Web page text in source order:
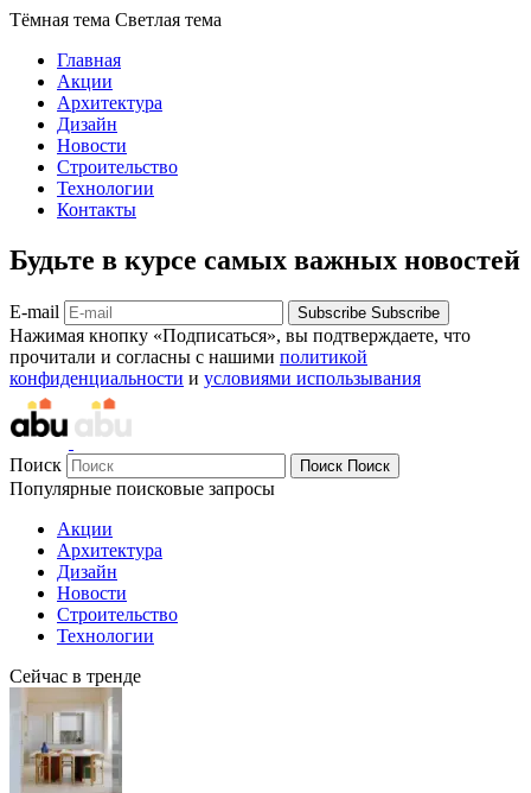
Тёмная тема Светлая тема
Главная
Акции
Архитектура
Дизайн
Новости
Строительство
Технологии
Контакты
Будьте в курсе самых важных новостей
E-mail Subscribe Subscribe
Нажимая кнопку «Подписаться», вы подтверждаете, что
прочитали и согласны с нашими политикой
конфиденциальности и условиями использывания
Поиск Поиск Поиск
Популярные поисковые запросы
Акции
Архитектура
Дизайн
Новости
Строительство
Технологии
Сейчас в тренде